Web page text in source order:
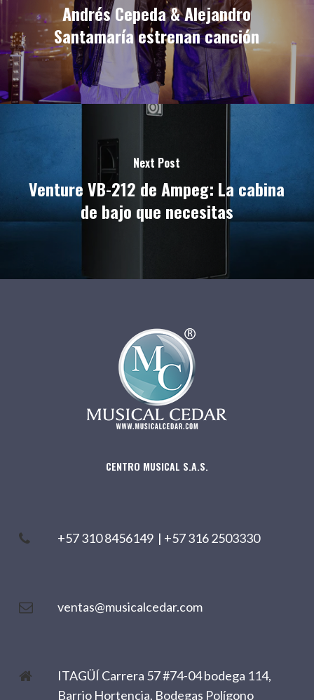
Andrés Cepeda & Alejandro
Santamaría estrenan canción
Next Post
Venture VB-212 de Ampeg: La cabina
de bajo que necesitas
CENTRO MUSICAL S.A.S.
+57 310 8456149 | +57 316 2503330
ventas@musicalcedar.com
ITAGÜÍ Carrera 57 #74-04 bodega 114,
Barrio Hortencia. Bodegas Polígono